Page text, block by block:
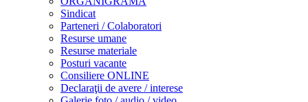
Sindicat
Parteneri / Colaboratori
Resurse umane
Resurse materiale
Posturi vacante
Consiliere ONLINE
Declaraţii de avere / interese